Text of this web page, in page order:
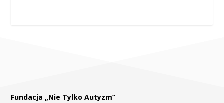
Fundacja „Nie Tylko Autyzm”